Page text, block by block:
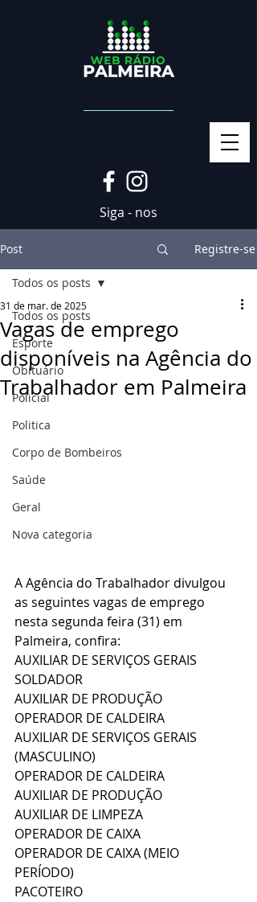
Siga - nos
Post Registre-se
Todos os posts
Esporte
Obituário
Policial
Politica
Corpo de Bombeiros
Saúde
Geral
Nova categoria
Todos os posts
Vagas de emprego
disponíveis na Agência do
Trabalhador em Palmeira
31 de mar. de 2025
A Agência do Trabalhador divulgou
as seguintes vagas de emprego
nesta segunda feira (31) em
Palmeira, confira:
AUXILIAR DE SERVIÇOS GERAIS
SOLDADOR
AUXILIAR DE PRODUÇÃO
OPERADOR DE CALDEIRA
AUXILIAR DE SERVIÇOS GERAIS
(MASCULINO)
OPERADOR DE CALDEIRA
AUXILIAR DE PRODUÇÃO
AUXILIAR DE LIMPEZA
OPERADOR DE CAIXA
OPERADOR DE CAIXA (MEIO
PERÍODO)
PACOTEIRO